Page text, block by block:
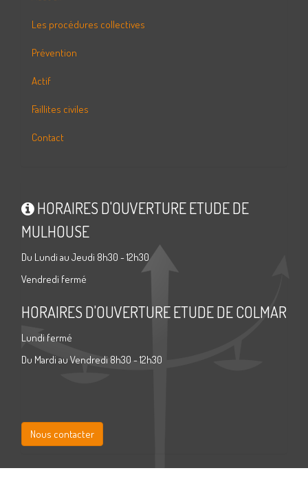
Les procédures collectives
Prévention
Actif
Faillites civiles
Contact
HORAIRES D'OUVERTURE ETUDE DE
MULHOUSE
Du Lundi au Jeudi 8h30 - 12h30
Vendredi fermé
HORAIRES D'OUVERTURE ETUDE DE COLMAR
Lundi fermé
Du Mardi au Vendredi 8h30 - 12h30
Nous contacter